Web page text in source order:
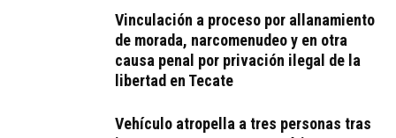
Vinculación a proceso por allanamiento
de morada, narcomenudeo y en otra
causa penal por privación ilegal de la
libertad en Tecate
Vehículo atropella a tres personas tras